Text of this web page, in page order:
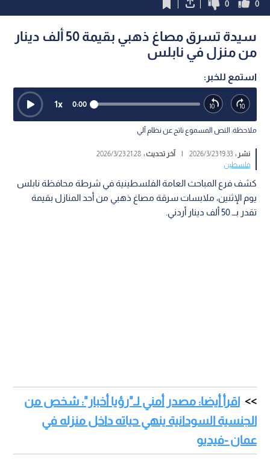
0
0
سيدة تسرق مصاغ ذهبي بقيمة 50 ألف دينار
من منزل في نابلس
استمع للخبر:
0:00
1x
ملاحظة: النص المسموع ناتج عن نظام آلي
نشر :19:33 2026/3/23
| آخر تحديث :21:28 2026/3/23
فلسطين
كشف فرع المباحث العامة الفلسطينية في شرطة محافظة نابلس
يوم الإثنين، ملابسات سرقة مصاغ ذهبي من أحد المنازل بقيمة
تقدر بــ 50 ألف دينار أردني.
اقرأ أيضا: مصدر أمني لـ"رؤيا أخبار": شخص من
الجنسية السودانية ينهي حياته داخل منزله في
عمان -فيديو